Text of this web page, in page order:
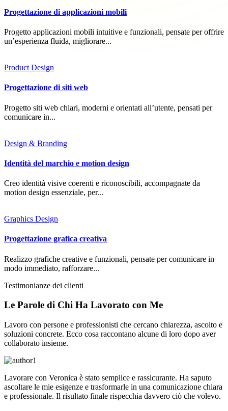
Progettazione di applicazioni mobili
Progetto applicazioni mobili intuitive e funzionali, pensate per offrire
un’esperienza fluida, migliorare...
Product Design
Progettazione di siti web
Progetto siti web chiari, moderni e orientati all’utente, pensati per
comunicare in...
Design & Branding
Identità del marchio e motion design
Creo identità visive coerenti e riconoscibili, accompagnate da
motion design essenziale, per...
Graphics Design
Progettazione grafica creativa
Realizzo grafiche creative e funzionali, pensate per comunicare in
modo immediato, rafforzare...
Testimonianze dei clienti
Le Parole di Chi Ha Lavorato con Me
Lavoro con persone e professionisti che cercano chiarezza, ascolto e
soluzioni concrete. Ecco cosa raccontano alcune di loro dopo aver
collaborato insieme.
Lavorare con Veronica è stato semplice e rassicurante. Ha saputo
ascoltare le mie esigenze e trasformarle in una comunicazione chiara
e professionale. Il risultato finale rispecchia davvero ciò che volevo.